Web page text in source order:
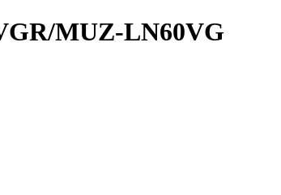
MUZ-LN60VG